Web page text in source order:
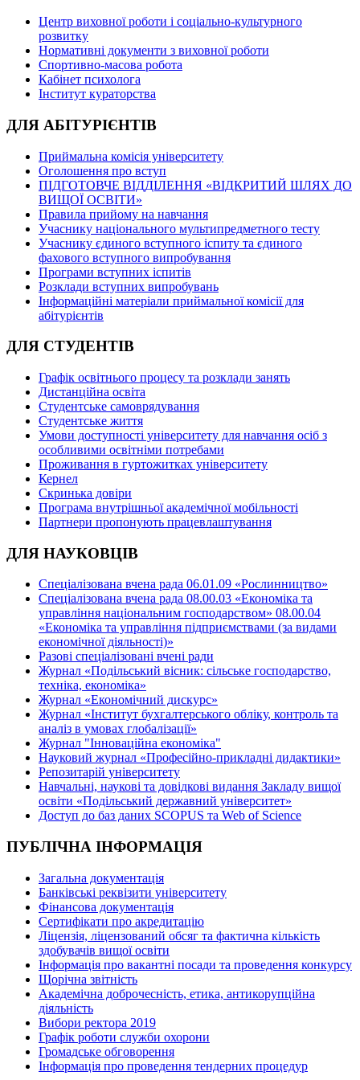
Центр виховної роботи і соціально-культурного
розвитку
Нормативні документи з виховної роботи
Спортивно-масова робота
Кабінет психолога
Інститут кураторства
ДЛЯ АБІТУРІЄНТІВ
Приймальна комісія університету
Оголошення про вступ
ПІДГОТОВЧЕ ВІДДІЛЕННЯ «ВІДКРИТИЙ ШЛЯХ ДО
ВИЩОЇ ОСВІТИ»
Правила прийому на навчання
Учаснику національного мультипредметного тесту
Учаснику єдиного вступного іспиту та єдиного
фахового вступного випробування
Програми вступних іспитів
Розклади вступних випробувань
Інформаційні матеріали приймальної комісії для
абітурієнтів
ДЛЯ СТУДЕНТІВ
Графік освітнього процесу та розклади занять
Дистанційна освіта
Студентське самоврядування
Студентське життя
Умови доступності університету для навчання осіб з
особливими освітніми потребами
Проживання в гуртожитках університету
Кернел
Скринька довіри
Програма внутрішньої академічної мобільності
Партнери пропонують працевлаштування
ДЛЯ НАУКОВЦІВ
Спеціалізована вчена рада 06.01.09 «Рослинництво»
Спеціалізована вчена рада 08.00.03 «Економіка та
управління національним господарством» 08.00.04
«Економіка та управління підприємствами (за видами
економічної діяльності)»
Разові спеціалізовані вчені ради
Журнал «Подільський вісник: сільське господарство,
техніка, економіка»
Журнал «Економічний дискурс»
Журнал «Інститут бухгалтерського обліку, контроль та
аналіз в умовах глобалізації»
Журнал "Інноваційна економіка"
Науковий журнал «Професійно-прикладні дидактики»
Репозитарій університету
Навчальні, наукові та довідкові видання Закладу вищої
освіти «Подільський державний університет»
Доступ до баз даних SCOPUS та Web of Science
ПУБЛІЧНА ІНФОРМАЦІЯ
Загальна документація
Банківські реквізити університету
Фінансова документація
Сертифікати про акредитацію
Ліцензія, ліцензований обсяг та фактична кількість
здобувачів вищої освіти
Інформація про вакантні посади та проведення конкурсу
Щорічна звітність
Академічна доброчесність, етика, антикорупційна
діяльність
Вибори ректора 2019
Графік роботи служби охорони
Громадське обговорення
Інформація про проведення тендерних процедур